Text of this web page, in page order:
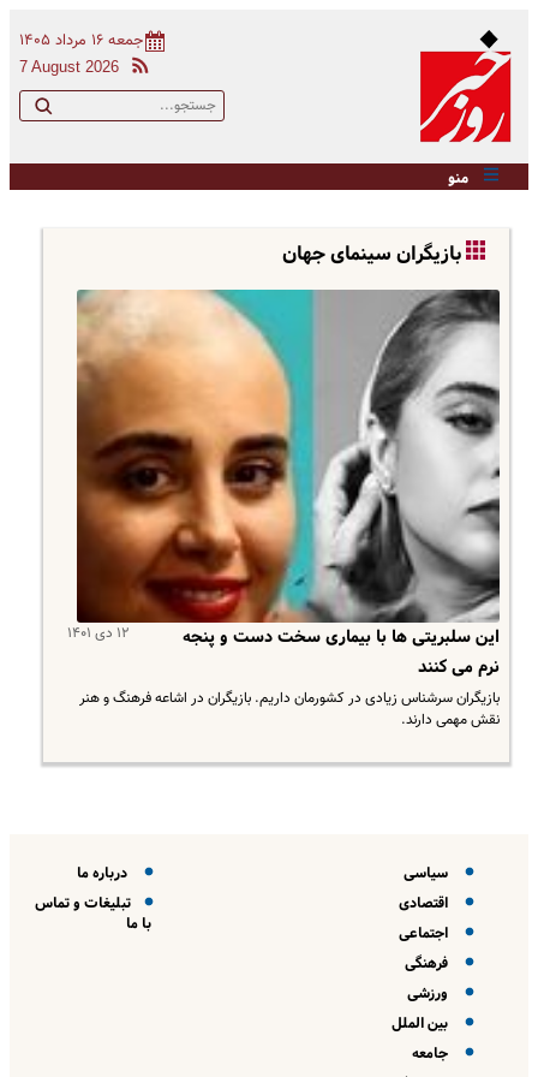
جمعه ۱۶ مرداد ۱۴۰۵
7 August 2026
منو
بازیگران سینمای جهان
۱۲ دی ۱۴۰۱
این سلبریتی ها با بیماری سخت دست و پنجه
نرم می کنند
بازیگران سرشناس زیادی در کشورمان داریم. بازیگران در اشاعه فرهنگ و هنر
نقش مهمی دارند.
سیاسی
اقتصادی
اجتماعی
فرهنگی
ورزشی
بین الملل
جامعه
درباره ما
تبلیغات و تماس
با ما